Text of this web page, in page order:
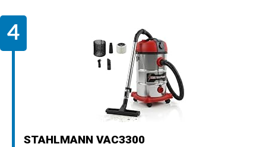
STAHLMANN VAC3300